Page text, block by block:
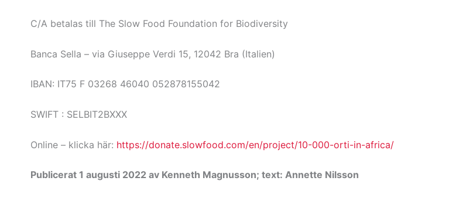
C/A betalas till The Slow Food Foundation for Biodiversity
Banca Sella – via Giuseppe Verdi 15, 12042 Bra (Italien)
IBAN: IT75 F 03268 46040 052878155042
SWIFT : SELBIT2BXXX
Online – klicka här: https://donate.slowfood.com/en/project/10-000-orti-in-africa/
Publicerat 1 augusti 2022 av Kenneth Magnusson; text: Annette Nilsson